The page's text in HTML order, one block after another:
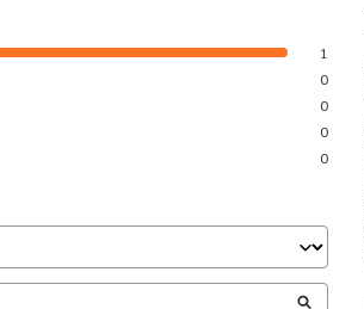
1
0
0
0
0